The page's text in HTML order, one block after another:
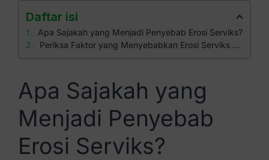
Daftar isi
Apa Sajakah yang Menjadi Penyebab Erosi Serviks?
Periksa Faktor yang Menyebabkan Erosi Serviks di Klinik Apollo
Apa Sajakah yang
Menjadi Penyebab
Erosi Serviks?